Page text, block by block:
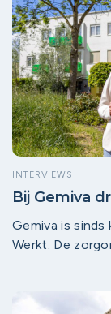
INTERVIEWS
Bij Gemiva
Gemiva is
Werkt. De